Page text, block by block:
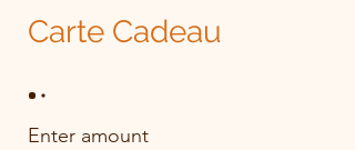
Carte Cadeau
Enter amount